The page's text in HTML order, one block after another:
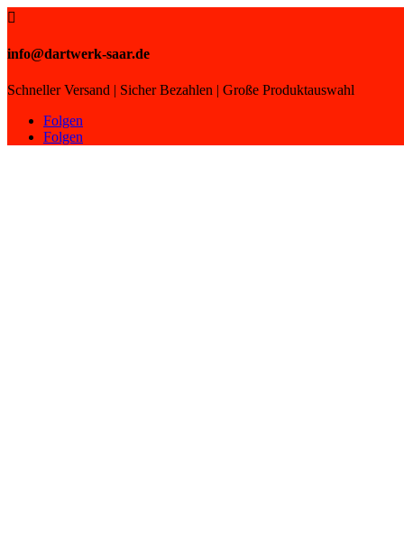

info@dartwerk-saar.de
Schneller Versand | Sicher Bezahlen | Große Produktauswahl
Folgen
Folgen